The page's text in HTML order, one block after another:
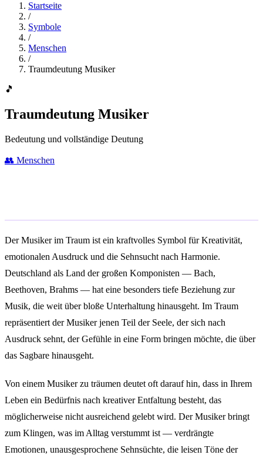
Startseite
/
Symbole
/
Menschen
/
Traumdeutung Musiker
🎵
Traumdeutung Musiker
Bedeutung und vollständige Deutung
👥 Menschen
Der Musiker im Traum ist ein kraftvolles Symbol für Kreativität,
emotionalen Ausdruck und die Sehnsucht nach Harmonie.
Deutschland als Land der großen Komponisten — Bach,
Beethoven, Brahms — hat eine besonders tiefe Beziehung zur
Musik, die weit über bloße Unterhaltung hinausgeht. Im Traum
repräsentiert der Musiker jenen Teil der Seele, der sich nach
Ausdruck sehnt, der Gefühle in eine Form bringen möchte, die über
das Sagbare hinausgeht.
Von einem Musiker zu träumen deutet oft darauf hin, dass in Ihrem
Leben ein Bedürfnis nach kreativer Entfaltung besteht, das
möglicherweise nicht ausreichend gelebt wird. Der Musiker bringt
zum Klingen, was im Alltag verstummt ist — verdrängte
Emotionen, unausgesprochene Sehnsüchte, die leisen Töne der